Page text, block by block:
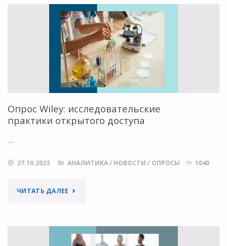
ДАННЫМ
КУЛЬТУРНОМ
НАСЛЕДИИ"
Опрос Wiley: исследовательские
практики открытого доступа
…
27.10.2023 АНАЛИТИКА/ НОВОСТИ / ОПРОСЫ 1040
ЧИТАТЬ ДАЛЕЕ "ОПРОС